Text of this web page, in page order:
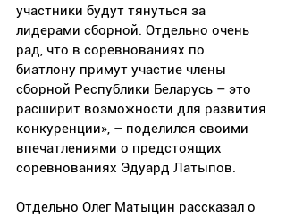
участники будут тянуться за
лидерами сборной. Отдельно очень
рад, что в соревнованиях по
биатлону примут участие члены
сборной Республики Беларусь – это
расширит возможности для развития
конкуренции», – поделился своими
впечатлениями о предстоящих
соревнованиях Эдуард Латыпов.
Отдельно Олег Матыцин рассказал о